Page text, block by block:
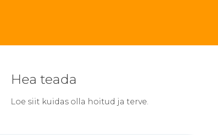
Hea teada
Loe siit kuidas olla hoitud ja terve.